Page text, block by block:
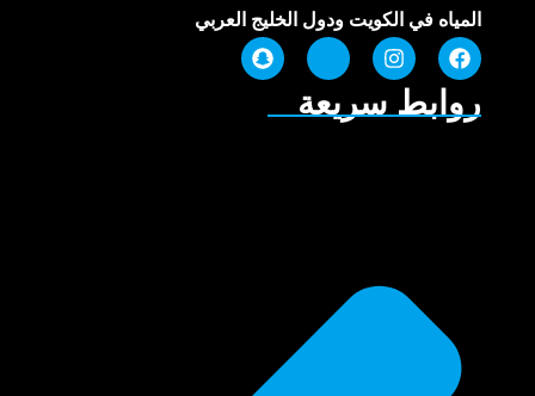
المياه في الكويت ودول الخليج العربي
روابط سريعة